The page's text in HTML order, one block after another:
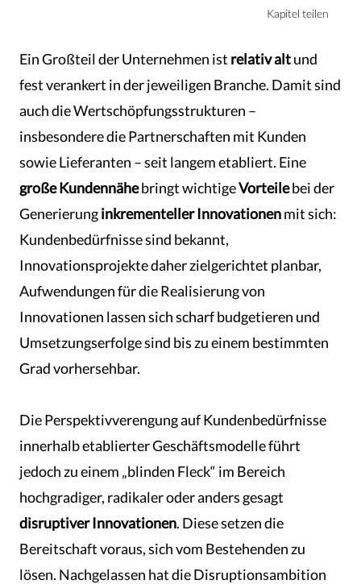
Kapitel teilen
Ein Großteil der Unternehmen ist relativ altund
fest verankert in der jeweiligen Branche. Damit sind
auch die Wertschöpfungsstrukturen –
insbesondere die Partnerschaften mit Kunden
sowie Lieferanten – seit langem etabliert. Eine
große Kundennähebringt wichtigeVorteilebei der
Generierunginkrementeller Innovationenmit sich:
Kundenbedürfnisse sind bekannt,
Innovationsprojekte daher zielgerichtet planbar,
Aufwendungen für die Realisierung von
Innovationen lassen sich scharf budgetieren und
Umsetzungserfolge sind bis zu einem bestimmten
Grad vorhersehbar.
Die Perspektivverengung auf Kundenbedürfnisse
innerhalb etablierter Geschäftsmodelle führt
jedoch zu einem „blinden Fleck“ im Bereich
hochgradiger, radikaler oder anders gesagt
disruptiver Innovationen. Diese setzen die
Bereitschaft voraus, sich vom Bestehenden zu
lösen. Nachgelassen hat die Disruptionsambition